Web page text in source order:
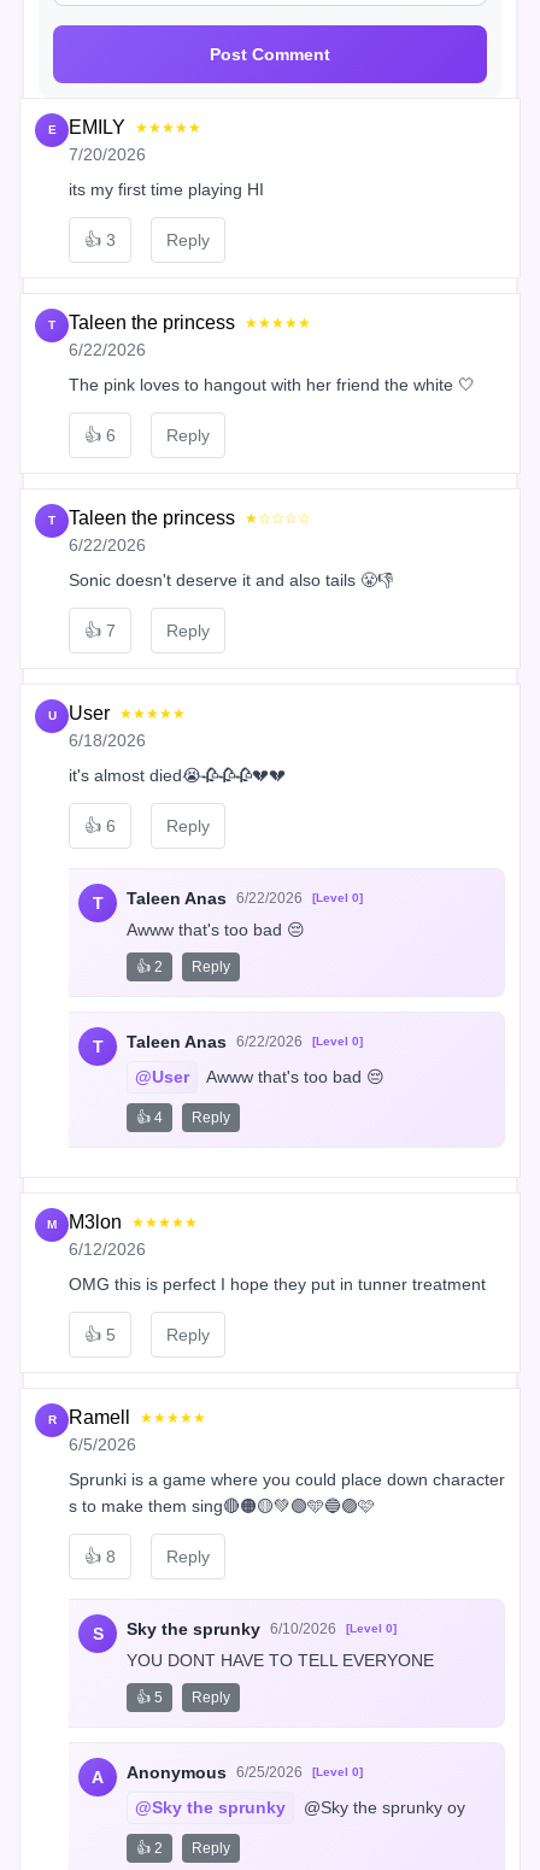
Post Comment
E EMILY ★★★★★
7/20/2026
its my first time playing HI
👍 3 Reply
T Taleen the princess ★★★★★
6/22/2026
The pink loves to hangout with her friend the white 🤍
👍 6 Reply
T Taleen the princess ★☆☆☆☆
6/22/2026
Sonic doesn't deserve it and also tails 😤👎
👍 7 Reply
U User ★★★★★
6/18/2026
it's almost died😭🥀🥀🥀💔💔
👍 6 Reply
T Taleen Anas 6/22/2026 [Level 0]
Awww that's too bad 😔
👍 2 Reply
T Taleen Anas 6/22/2026 [Level 0]
@User Awww that's too bad 😔
👍 4 Reply
M M3lon ★★★★★
6/12/2026
OMG this is perfect I hope they put in tunner treatment
👍 5 Reply
R Ramell ★★★★★
6/5/2026
Sprunki is a game where you could place down character
s to make them sing🔴🟠🟡💚🟢🩵🔵🟣🩷
👍 8 Reply
S Sky the sprunky 6/10/2026 [Level 0]
YOU DONT HAVE TO TELL EVERYONE
👍 5 Reply
A Anonymous 6/25/2026 [Level 0]
@Sky the sprunky @Sky the sprunky oy
👍 2 Reply